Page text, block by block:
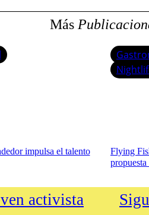
Más
impulsa el talento
Flying
activista